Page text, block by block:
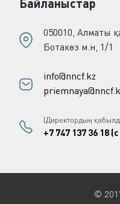
Байланыстар
050010, Алматы
Ботакөз м.н, 1/1
info@nncf.kz
(Директордың
+7 747 137 36 18
©